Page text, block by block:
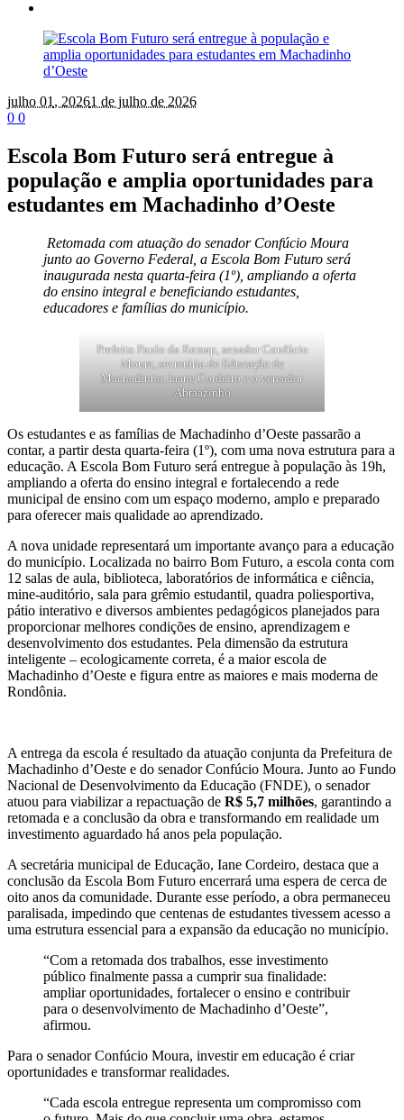
julho 01 , 20261 de julho de 2026
0 0
Escola Bom Futuro será entregue à
população e amplia oportunidades para
estudantes em Machadinho d’Oeste
Retomada com atuação do senador Confúcio Moura
junto ao Governo Federal, a Escola Bom Futuro será
inaugurada nesta quarta-feira (1º), ampliando a oferta
do ensino integral e beneficiando estudantes,
educadores e famílias do município.
Prefeito Paulo da Remap, senador Confúcio
Moura, secretária de Educação de
Machadinho, Iaane Cordeiro e o vereador
Abraazinho
Os estudantes e as famílias de Machadinho d’Oeste passarão a
contar, a partir desta quarta-feira (1º), com uma nova estrutura para a
educação. A Escola Bom Futuro será entregue à população às 19h,
ampliando a oferta do ensino integral e fortalecendo a rede
municipal de ensino com um espaço moderno, amplo e preparado
para oferecer mais qualidade ao aprendizado.
A nova unidade representará um importante avanço para a educação
do município. Localizada no bairro Bom Futuro, a escola conta com
12 salas de aula, biblioteca, laboratórios de informática e ciência,
mine-auditório, sala para grêmio estudantil, quadra poliesportiva,
pátio interativo e diversos ambientes pedagógicos planejados para
proporcionar melhores condições de ensino, aprendizagem e
desenvolvimento dos estudantes. Pela dimensão da estrutura
inteligente – ecologicamente correta, é a maior escola de
Machadinho d’Oeste e figura entre as maiores e mais moderna de
Rondônia.
A entrega da escola é resultado da atuação conjunta da Prefeitura de
Machadinho d’Oeste e do senador Confúcio Moura. Junto ao Fundo
Nacional de Desenvolvimento da Educação (FNDE), o senador
atuou para viabilizar a repactuação de R$ 5,7 milhões, garantindo a
retomada e a conclusão da obra e transformando em realidade um
investimento aguardado há anos pela população.
A secretária municipal de Educação, Iane Cordeiro, destaca que a
conclusão da Escola Bom Futuro encerrará uma espera de cerca de
oito anos da comunidade. Durante esse período, a obra permaneceu
paralisada, impedindo que centenas de estudantes tivessem acesso a
uma estrutura essencial para a expansão da educação no município.
“Com a retomada dos trabalhos, esse investimento
público finalmente passa a cumprir sua finalidade:
ampliar oportunidades, fortalecer o ensino e contribuir
para o desenvolvimento de Machadinho d’Oeste”,
afirmou.
Para o senador Confúcio Moura, investir em educação é criar
oportunidades e transformar realidades.
“Cada escola entregue representa um compromisso com